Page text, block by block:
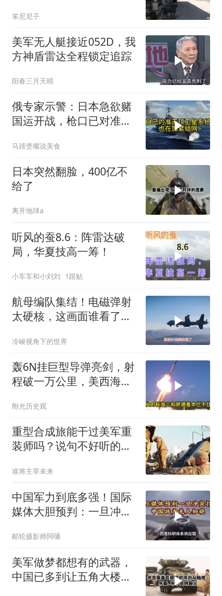
笨尼尼子
美军无人艇接近052D，我
方神盾雷达全程锁定追踪
阳春三月天晴
俄专家示警：日本急欲赌
国运开战，枪口已对准中
马蹄烫嘴说美食
日本突然翻脸，400亿不
给了
离开地球a
听风的蚕8.6：阵雷达破
局，华夏技高一筹！
小车车和小刘刘 1跟贴
航母编队集结！电磁弹射
太硬核，这画面谁看了不
冷峻视角下的世界
轰6N挂巨型导弹亮剑，射
程破一万公里，美西海岸
附允历史观
重型合成旅能干过美军重
装师吗？说句不好听的，
谁将主宰未来
中国军力到底多强！国际
媒体大胆预判：一旦冲突
知晓的境地
邮轮摄影师阿嗵
美军做梦都想有的武器，
中国已多到让五角大楼头